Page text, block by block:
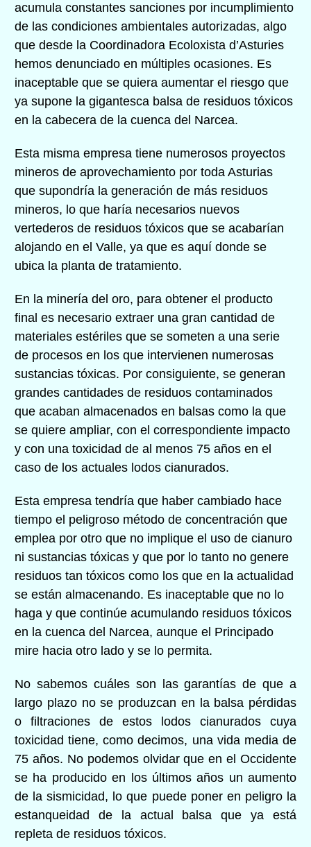
acumula constantes sanciones por incumplimiento
de las condiciones ambientales autorizadas, algo
que desde la Coordinadora Ecoloxista d’Asturies
hemos denunciado en múltiples ocasiones. Es
inaceptable que se quiera aumentar el riesgo que
ya supone la gigantesca balsa de residuos tóxicos
en la cabecera de la cuenca del Narcea.
Esta misma empresa tiene numerosos proyectos
mineros de aprovechamiento por toda Asturias
que supondría la generación de más residuos
mineros, lo que haría necesarios nuevos
vertederos de residuos tóxicos que se acabarían
alojando en el Valle, ya que es aquí donde se
ubica la planta de tratamiento.
En la minería del oro, para obtener el producto
final es necesario extraer una gran cantidad de
materiales estériles que se someten a una serie
de procesos en los que intervienen numerosas
sustancias tóxicas. Por consiguiente, se generan
grandes cantidades de residuos contaminados
que acaban almacenados en balsas como la que
se quiere ampliar, con el correspondiente impacto
y con una toxicidad de al menos 75 años en el
caso de los actuales lodos cianurados.
Esta empresa tendría que haber cambiado hace
tiempo el peligroso método de concentración que
emplea por otro que no implique el uso de cianuro
ni sustancias tóxicas y que por lo tanto no genere
residuos tan tóxicos como los que en la actualidad
se están almacenando. Es inaceptable que no lo
haga y que continúe acumulando residuos tóxicos
en la cuenca del Narcea, aunque el Principado
mire hacia otro lado y se lo permita.
No sabemos cuáles son las garantías de que a
largo plazo no se produzcan en la balsa pérdidas
o filtraciones de estos lodos cianurados cuya
toxicidad tiene, como decimos, una vida media de
75 años. No podemos olvidar que en el Occidente
se ha producido en los últimos años un aumento
de la sismicidad, lo que puede poner en peligro la
estanqueidad de la actual balsa que ya está
repleta de residuos tóxicos.